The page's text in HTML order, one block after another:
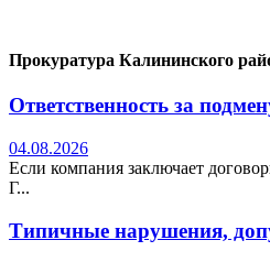
Прокуратура Калининского
Ответственность за
04.08.2026
Если компания заключает
Г...
Типичные нарушения,